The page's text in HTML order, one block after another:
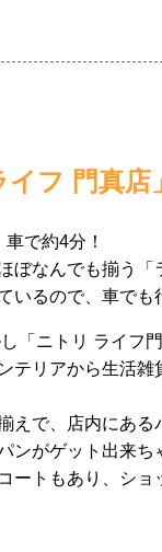
フ 門真店
で約4分！
ぼなんでも揃う「
いるので、車でも
「ニトリ ライフ
テリアから生活
えで、店内にあ
ンがゲット出来ち
ートもあり、ショ